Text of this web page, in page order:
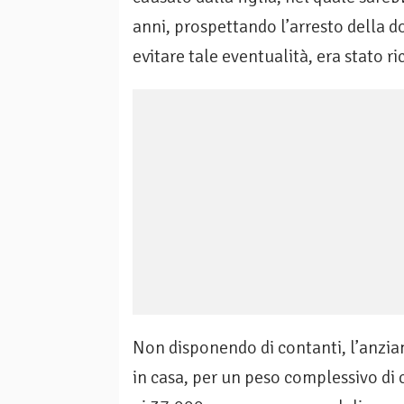
anni, prospettando l’arresto della
evitare tale eventualità, era stato
Non disponendo di contanti,
in casa, per un peso complessivo